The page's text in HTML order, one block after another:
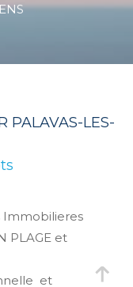
PALAVAS-LES-
Immobilieres
PLAGE et
et